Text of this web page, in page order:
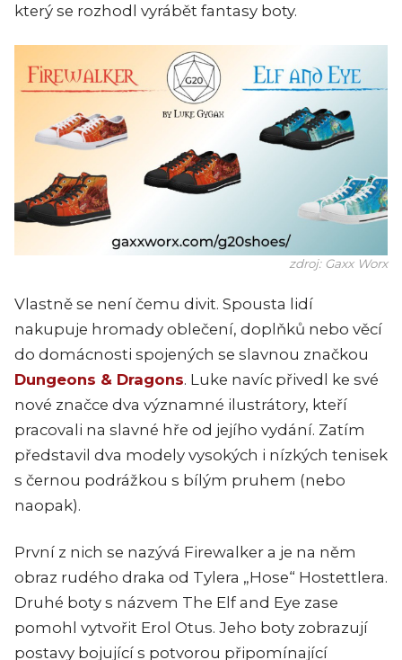
který se rozhodl vyrábět fantasy boty.
zdroj: Gaxx Worx
Vlastně se není čemu divit. Spousta lidí
nakupuje hromady oblečení, doplňků nebo věcí
do domácnosti spojených se slavnou značkou
Dungeons & Dragons. Luke navíc přivedl ke své
nové značce dva významné ilustrátory, kteří
pracovali na slavné hře od jejího vydání. Zatím
představil dva modely vysokých i nízkých tenisek
s černou podrážkou s bílým pruhem (nebo
naopak).
První z nich se nazývá Firewalker a je na něm
obraz rudého draka od Tylera „Hose“ Hostettlera.
Druhé boty s názvem The Elf and Eye zase
pomohl vytvořit Erol Otus. Jeho boty zobrazují
postavy bojující s potvorou připomínající